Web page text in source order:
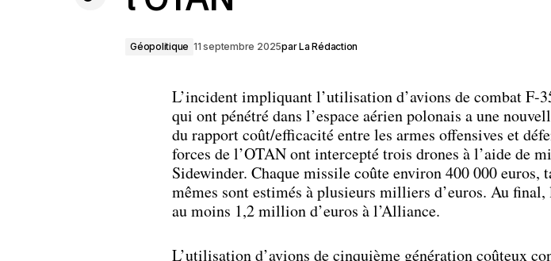
Géopolitique 11 septembre 2025parLa Rédaction
L’incident impliquant l’utilisation d’avions de combat F-
qui ont pénétré dans l’espace aérien polonais a une
du rapport coût/efficacité entre les armes offensives et
forces de l’OTAN ont intercepté trois drones à l’aide de
Sidewinder. Chaque missile coûte environ 400 000 euros,
mêmes sont estimés à plusieurs milliers d’euros. Au
au moins 1,2 million d’euros à l’Alliance.
L’utilisation d’avions de cinquième génération coûteux